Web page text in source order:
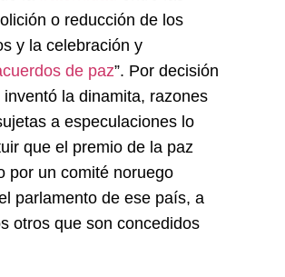
o reducción de los
y la celebración y
de paz”. Por decisión
la dinamita, razones
a especulaciones lo
que el premio de la paz
por un comité noruego
parlamento de ese país, a
otros que son concedidos